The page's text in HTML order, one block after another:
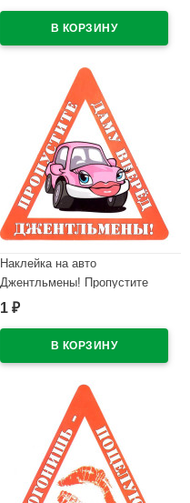
Наклейка на авто
Джентльмены! Пропустите
даму вперед арт.AVTO000013
1 ₽